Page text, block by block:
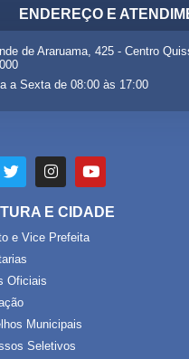
ENDEREÇO E
de Araruama, 425 - Centro
a Sexta de 08:00 às 17:00
E CIDADE
e Vice Prefeita
Oficiais
Municipais
Seletivos